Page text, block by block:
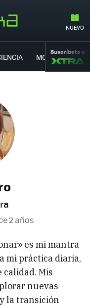
NUEVO
MOVILIDAD
Suscríbete a
2 años
es mi mantra
mi práctica diaria,
calidad. Mis
nuevas
la transición